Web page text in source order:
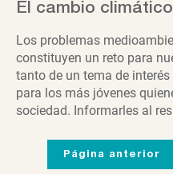
El cambio
Los problemas
constituyen un reto para
tanto de un tema de
para los más jóvenes
sociedad. Informarles al
Página anterior